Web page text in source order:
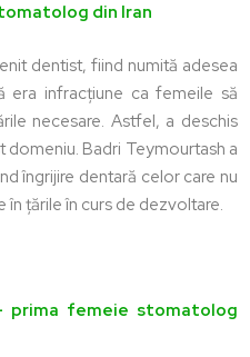
din Iran
dentist, fiind numită adesea
era infracțiune ca femeile să
necesare. Astfel, a deschis
domeniu. Badri Teymourtash a
îngrijire dentară celor care nu
țările în curs de dezvoltare.
prima femeie stomatolog